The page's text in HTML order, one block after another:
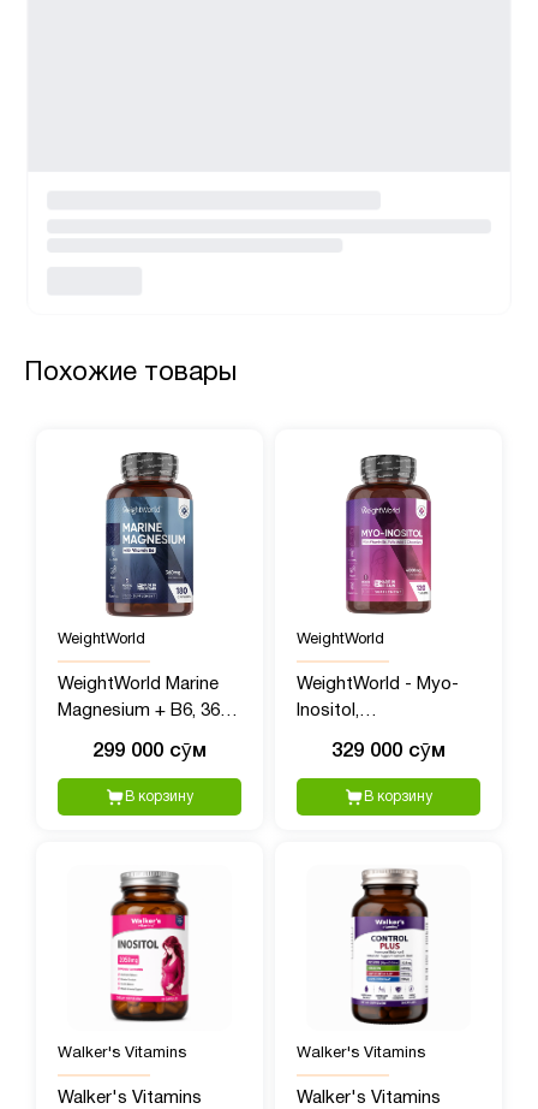
Похожие товары
WeightWorld
WeightWorld Marine
Magnesium + B6, 360
299 000 сӯм
В корзину
WeightWorld
WeightWorld - Myo-
Inositol,
Инозитолом, 4000 мг,
120 таблеток
329 000 сӯм
В корзину
Walker's Vitamins
Walker's Vitamins
Walker's Vitamins
Walker's Vitamins